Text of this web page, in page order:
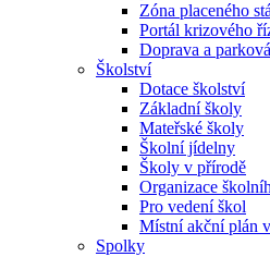
Zóna placeného
Portál krizového
Doprava a
Školství
Dotace školství
Základní školy
Mateřské školy
Školní jídelny
Školy v přírodě
Organizace
Pro vedení škol
Místní akční plán
Spolky